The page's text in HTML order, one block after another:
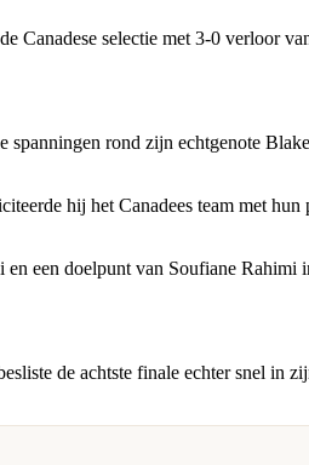
Canadese selectie met 3-0 verloor
spanningen rond zijn echtgenote
hij het Canadees team met hun
een doelpunt van Soufiane Rahimi
de achtste finale echter snel in